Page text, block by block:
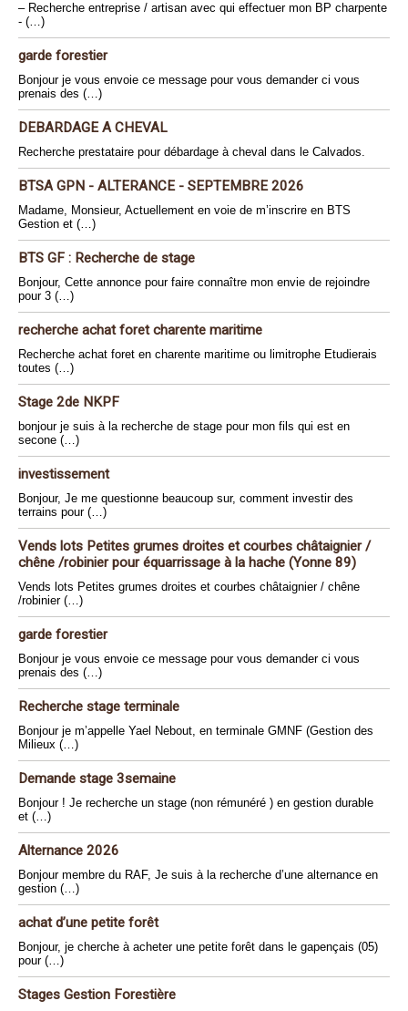
– Recherche entreprise / artisan avec qui effectuer mon BP charpente
- (…)
garde forestier
Bonjour je vous envoie ce message pour vous demander ci vous
prenais des (…)
DEBARDAGE A CHEVAL
Recherche prestataire pour débardage à cheval dans le Calvados.
BTSA GPN - ALTERANCE - SEPTEMBRE 2026
Madame, Monsieur, Actuellement en voie de m’inscrire en BTS
Gestion et (…)
BTS GF : Recherche de stage
Bonjour, Cette annonce pour faire connaître mon envie de rejoindre
pour 3 (…)
recherche achat foret charente maritime
Recherche achat foret en charente maritime ou limitrophe Etudierais
toutes (…)
Stage 2de NKPF
bonjour je suis à la recherche de stage pour mon fils qui est en
secone (…)
investissement
Bonjour, Je me questionne beaucoup sur, comment investir des
terrains pour (…)
Vends lots Petites grumes droites et courbes châtaignier /
chêne /robinier pour équarrissage à la hache (Yonne 89)
Vends lots Petites grumes droites et courbes châtaignier / chêne
/robinier (…)
garde forestier
Bonjour je vous envoie ce message pour vous demander ci vous
prenais des (…)
Recherche stage terminale
Bonjour je m’appelle Yael Nebout, en terminale GMNF (Gestion des
Milieux (…)
Demande stage 3semaine
Bonjour ! Je recherche un stage (non rémunéré ) en gestion durable
et (…)
Alternance 2026
Bonjour membre du RAF, Je suis à la recherche d’une alternance en
gestion (…)
achat d’une petite forêt
Bonjour, je cherche à acheter une petite forêt dans le gapençais (05)
pour (…)
Stages Gestion Forestière